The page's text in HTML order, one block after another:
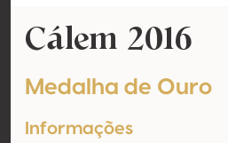
Cálem 2016
Medalha de Ouro
Informações